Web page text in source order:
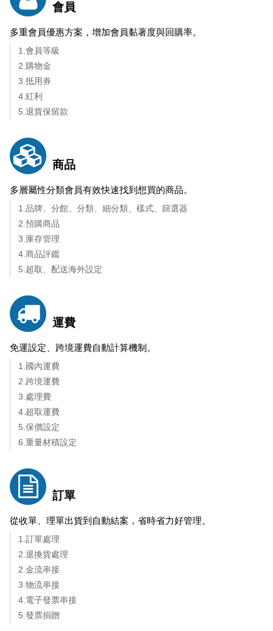
會員
多重會員優惠方案，增加會員黏著度與回購率。
1.會員等級
2.購物金
3.抵用券
4.紅利
5.退貨保留款
商品
多層屬性分類會員有效快速找到想買的商品。
1.品牌、分館、分類、細分類、樣式、篩選器
2.預購商品
3.庫存管理
4.商品評鑑
5.超取、配送海外設定
運費
免運設定、跨境運費自動計算機制。
1.國內運費
2.跨境運費
3.處理費
4.超取運費
5.保價設定
6.重量材積設定
訂單
從收單、理單出貨到自動結案，省時省力好管理。
1.訂單處理
2.退換貨處理
2.金流串接
3.物流串接
4.電子發票串接
5.發票捐贈